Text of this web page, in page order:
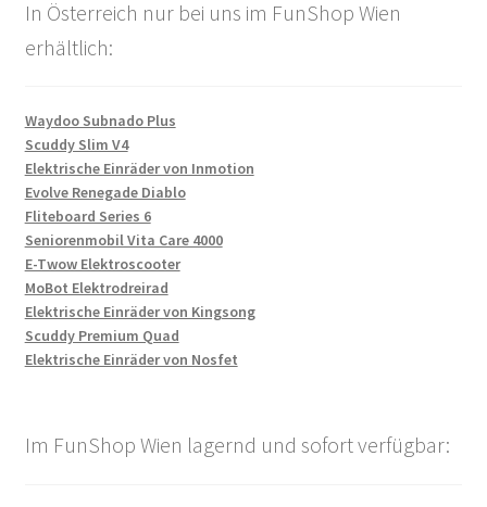
In Österreich nur bei uns im FunShop Wien
erhältlich:
Waydoo Subnado Plus
Scuddy Slim V4
Elektrische Einräder von Inmotion
Evolve Renegade Diablo
Fliteboard Series 6
Seniorenmobil Vita Care 4000
E-Twow Elektroscooter
MoBot Elektrodreirad
Elektrische Einräder von Kingsong
Scuddy Premium Quad
Elektrische Einräder von Nosfet
Im FunShop Wien lagernd und sofort verfügbar: